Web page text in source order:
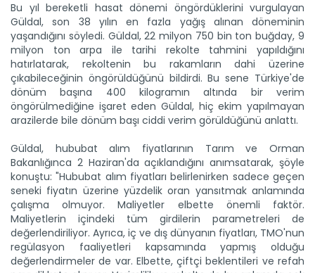
Bu yıl bereketli hasat dönemi öngördüklerini vurgulayan
Güldal, son 38 yılın en fazla yağış alınan döneminin
yaşandığını söyledi. Güldal, 22 milyon 750 bin ton buğday, 9
milyon ton arpa ile tarihi rekolte tahmini yapıldığını
hatırlatarak, rekoltenin bu rakamların dahi üzerine
çıkabileceğinin öngörüldüğünü bildirdi. Bu sene Türkiye'de
dönüm başına 400 kilogramın altında bir verim
öngörülmediğine işaret eden Güldal, hiç ekim yapılmayan
arazilerde bile dönüm başı ciddi verim görüldüğünü anlattı.
Güldal, hububat alım fiyatlarının Tarım ve Orman
Bakanlığınca 2 Haziran'da açıklandığını anımsatarak, şöyle
konuştu: "Hububat alım fiyatları belirlenirken sadece geçen
seneki fiyatın üzerine yüzdelik oran yansıtmak anlamında
çalışma olmuyor. Maliyetler elbette önemli faktör.
Maliyetlerin içindeki tüm girdilerin parametreleri de
değerlendiriliyor. Ayrıca, iç ve dış dünyanın fiyatları, TMO'nun
regülasyon faaliyetleri kapsamında yapmış olduğu
değerlendirmeler de var. Elbette, çiftçi beklentileri ve refah